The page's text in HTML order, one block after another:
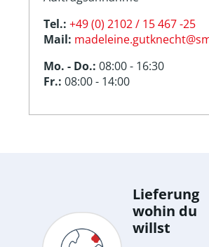
Tel.: +49 (0) 2102 / 15 467 -25
Mail:
Mo. - Do.: 08:00 - 16:30
Fr.: 08:00 - 14:00
Lieferung
wohin du
willst